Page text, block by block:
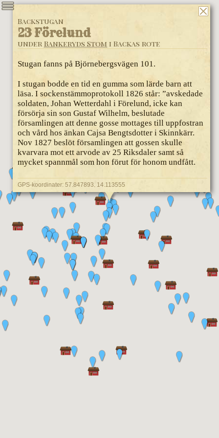
Backstugan
23 Förelund
under Bankeryds Stom i Backas rote
Stugan fanns på Björnebergsvägen 101.
I stugan bodde en tid en gumma som lärde barn att
läsa. I sockenstämmoprotokoll 1826 står: ”avskedade
soldaten, Johan Wetterdahl i Förelund, icke kan
försörja sin son Gustaf Wilhelm, beslutade
församlingen att denne gosse mottages till uppfostran
och vård hos änkan Cajsa Bengtsdotter i Skinnkärr.
Nov 1827 beslöt församlingen att gossen skulle
kvarvara mot ett arvode av 25 Riksdaler samt så
mycket spannmål som hon förut för honom undfått.
GPS-koordinater: 57.847893, 14.113555
Direktlänk:https://torp.hembygdbankeryd.se/_/backa-by/bankeryds-
stom/forelund/